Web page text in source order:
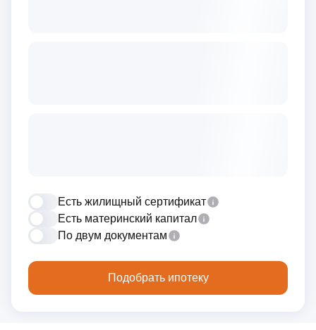
Есть жилищный сертификат
Есть материнский капитал
По двум документам
Подобрать ипотеку